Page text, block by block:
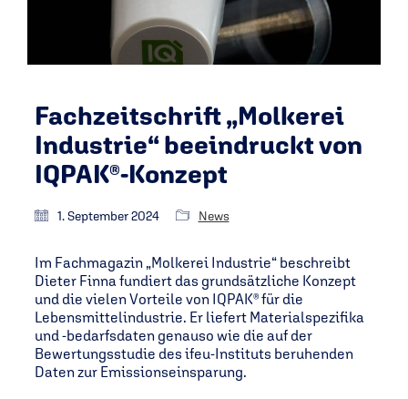
Fachzeitschrift „Molkerei
Industrie“ beeindruckt von
IQPAK®-Konzept
1. September 2024 News
Im Fachmagazin „Molkerei Industrie“ beschreibt
Dieter Finna fundiert das grundsätzliche Konzept
und die vielen Vorteile von IQPAK® für die
Lebensmittelindustrie. Er liefert Materialspezifika
und -bedarfsdaten genauso wie die auf der
Bewertungsstudie des ifeu-Instituts beruhenden
Daten zur Emissionseinsparung.